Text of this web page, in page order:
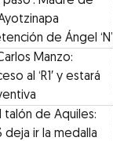
de Ángel ‘N’
Manzo:
al ‘R1′ y estará
talón de Aquiles:
deja ir la medalla